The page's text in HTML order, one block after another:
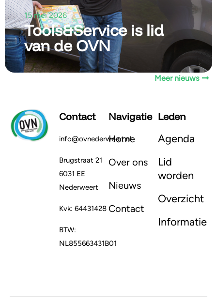
15 mei 2026
Tools&Service is lid
van de OVN
Meer nieuws
Contact
info@ovnederweert.nl
Brugstraat 21
6031 EE
Nederweert
Kvk: 64431428
BTW:
NL855663431B01
Navigatie
Home
Over ons
Nieuws
Contact
Leden
Agenda
Lid
worden
Overzicht
Informatie